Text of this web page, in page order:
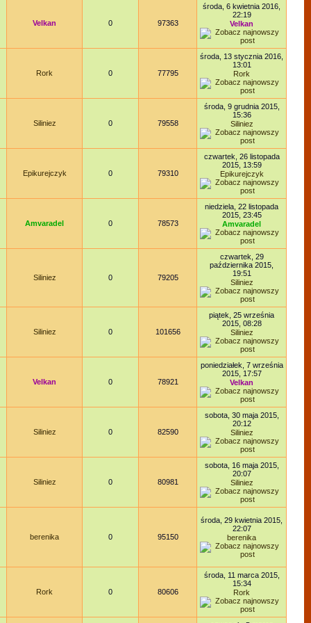
Velkan 0 97363
środa, 6 kwietnia 2016,
22:19
Velkan
Rork 0 77795
środa, 13 stycznia 2016,
13:01
Rork
Siliniez 0 79558
środa, 9 grudnia 2015,
15:36
Siliniez
Epikurejczyk 0 79310
czwartek, 26 listopada
2015, 13:59
Epikurejczyk
Amvaradel 0 78573
niedziela, 22 listopada
2015, 23:45
Amvaradel
Siliniez 0 79205
czwartek, 29
października 2015,
19:51
Siliniez
Siliniez 0 101656
piątek, 25 września
2015, 08:28
Siliniez
Velkan 0 78921
poniedziałek, 7 września
2015, 17:57
Velkan
Siliniez 0 82590
sobota, 30 maja 2015,
20:12
Siliniez
Siliniez 0 80981
sobota, 16 maja 2015,
20:07
Siliniez
berenika 0 95150
środa, 29 kwietnia 2015,
22:07
berenika
Rork 0 80606
środa, 11 marca 2015,
15:34
Rork